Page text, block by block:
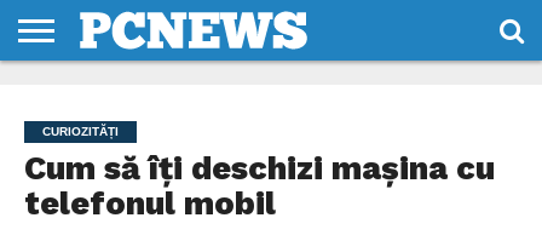
NOI
SI
CONDITII
CURIOZITĂȚI
Cum să îți deschizi mașina cu
telefonul mobil